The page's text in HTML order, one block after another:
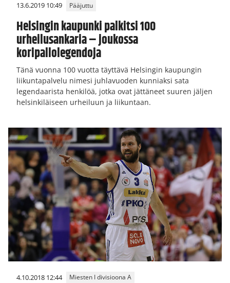
13.6.2019 10:49 Pääjuttu
Helsingin kaupunki palkitsi 100
urheilusankaria – joukossa
koripallolegendoja
Tänä vuonna 100 vuotta täyttävä Helsingin kaupungin
liikuntapalvelu nimesi juhlavuoden kunniaksi sata
legendaarista henkilöä, jotka ovat jättäneet suuren jäljen
helsinkiläiseen urheiluun ja liikuntaan.
4.10.2018 12:44 Miesten I divisioona A